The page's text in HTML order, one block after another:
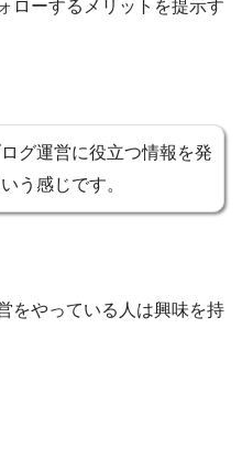
ローするメリットを提示す
グ運営に役立つ情報を発
う感じです。
をやっている人は興味を持